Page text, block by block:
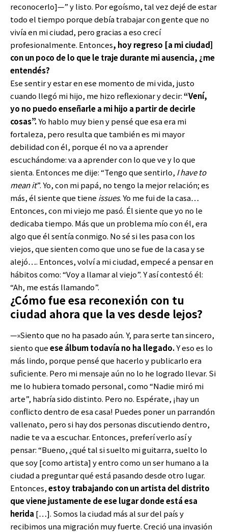
reconocerlo]—” y listo. Por egoísmo, tal vez dejé de estar
todo el tiempo porque debía trabajar con gente que no
vivía en mi ciudad, pero gracias a eso crecí
profesionalmente. Entonces, hoy regreso [a mi ciudad]
con un poco de lo que le traje durante mi ausencia, ¿me
entendés?
Ese sentir y estar en ese momento de mi vida, justo
cuando llegó mi hijo, me hizo reflexionar y decir:“Vení,
yo no puedo enseñarle a mi hijo a partir de decirle
cosas”.Yo hablo muy bien y pensé que esa era mi
fortaleza, pero resulta que también es mi mayor
debilidad con él, porque él no va a aprender
escuchándome: va a aprender con lo que ve y lo que
sienta. Entonces me dije: “Tengo que sentirlo, I have to
mean it”. Yo, con mi papá, no tengo la mejor relación; es
más, él siente que tiene issues. Yo me fui de la casa…
Entonces, con mi viejo me pasó. Él siente que yo no le
dedicaba tiempo. Más que un problema mío con él, era
algo que él sentía conmigo. No sé si les pasa con los
viejos, que sienten como que uno se fue de la casa y se
alejó…. Entonces, volví a mi ciudad, empecé a pensar en
hábitos como: “Voy a llamar al viejo”. Y así contestó él:
“Ah, me estás llamando”.
¿Cómo fue esa reconexión con tu
ciudad ahora que la ves desde lejos?
—»Siento que no ha pasado aún. Y, para serte tan sincero,
siento queese álbum todavía no ha llegado.Y eso es lo
más lindo, porque pensé que hacerlo y publicarlo era
suficiente. Pero mi mensaje aún no lo he logrado llevar. Si
me lo hubiera tomado personal, como “Nadie miró mi
arte”, habría sido distinto. Pero no. Espérate, ¡hay un
conflicto dentro de esa casa! Puedes poner un parrandón
vallenato, pero si hay dos personas discutiendo dentro,
nadie te va a escuchar. Entonces, preferí verlo así y
pensar: “Bueno, ¿qué tal si suelto mi guitarra, suelto lo
que soy [como artista] y entro como un ser humano a la
ciudad a preguntar qué está pasando desde otro lugar.
Entonces,estoy trabajando con un artista del distrito
que viene justamente de ese lugar donde está esa
herida […]. Somos la ciudad más al sur del país y
recibimos una migración muy fuerte. Creció una invasión